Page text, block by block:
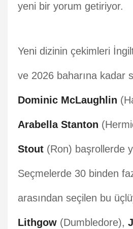
yeni bir yorum getiriyor.
Yeni dizinin çekimleri
ve 2026 baharına kadar
Dominic McLaughlin
Arabella Stanton
Stout (Ron) başrollerde
Seçmelerde 30 binden
arasından seçilen bu
Lithgow (Dumbledore),